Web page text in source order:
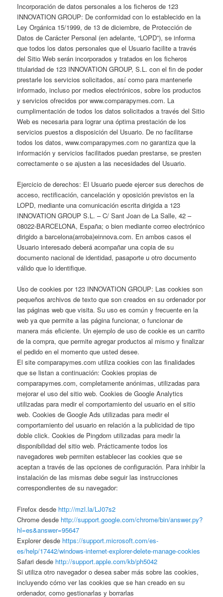
Incorporación de datos personales a los ficheros de 123
INNOVATION GROUP: De conformidad con lo establecido en la
Ley Orgánica 15/1999, de 13 de diciembre, de Protección de
Datos de Carácter Personal (en adelante, “LOPD”), se informa
que todos los datos personales que el Usuario facilite a través
del Sitio Web serán incorporados y tratados en los ficheros
titularidad de 123 INNOVATION GROUP, S.L. con el fin de poder
prestarle los servicios solicitados, así como para mantenerle
informado, incluso por medios electrónicos, sobre los productos
y servicios ofrecidos por www.comparapymes.com. La
cumplimentación de todos los datos solicitados a través del Sitio
Web es necesaria para lograr una óptima prestación de los
servicios puestos a disposición del Usuario. De no facilitarse
todos los datos, www.comparapymes.com no garantiza que la
información y servicios facilitados puedan prestarse, se presten
correctamente o se ajusten a las necesidades del Usuario.
Ejercicio de derechos: El Usuario puede ejercer sus derechos de
acceso, rectificación, cancelación y oposición previstos en la
LOPD, mediante una comunicación escrita dirigida a 123
INNOVATION GROUP S.L. – C/ Sant Joan de La Salle, 42 –
08022-BARCELONA, España; o bien mediante correo electrónico
dirigido a barcelona(arroba)einnova.com. En ambos casos el
Usuario interesado deberá acompañar una copia de su
documento nacional de identidad, pasaporte u otro documento
válido que lo identifique.
Uso de cookies por 123 INNOVATION GROUP: Las cookies son
pequeños archivos de texto que son creados en su ordenador por
las páginas web que visita. Su uso es común y frecuente en la
web ya que permite a las página funcionar, o funcionar de
manera más eficiente. Un ejemplo de uso de cookie es un carrito
de la compra, que permite agregar productos al mismo y finalizar
el pedido en el momento que usted desee.
El site comparapymes.com utiliza cookies con las finalidades
que se listan a continuación: Cookies propias de
comparapymes.com, completamente anónimas, utilizadas para
mejorar el uso del sitio web. Cookies de Google Analytics
utilizadas para medir el comportamiento del usuario en el sitio
web. Cookies de Google Ads utilizadas para medir el
comportamiento del usuario en relación a la publicidad de tipo
doble click. Cookies de Pingdom utilizadas para medir la
disponibilidad del sitio web. Prácticamente todos los
navegadores web permiten establecer las cookies que se
aceptan a través de las opciones de configuración. Para inhibir la
instalación de las mismas debe seguir las instrucciones
correspondientes de su navegador:
Firefox desde http://mzl.la/LJ07s2
Chrome desde http://support.google.com/chrome/bin/answer.py?
hl=es&answer=95647
Explorer desde https://support.microsoft.com/es-
es/help/17442/windows-internet-explorer-delete-manage-cookies
Safari desde http://support.apple.com/kb/ph5042
Si utiliza otro navegador o desea saber más sobre las cookies,
incluyendo cómo ver las cookies que se han creado en su
ordenador, como gestionarlas y borrarlas